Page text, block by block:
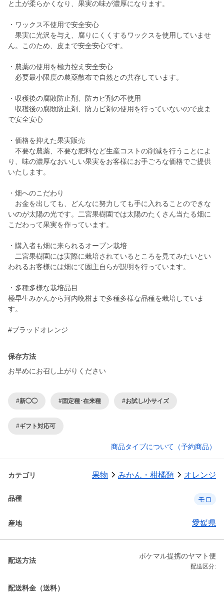
と土が柔らかくなり、果実の味が濃厚になります。
・ワックス不使用で安全安心
果実に光沢を与え、腐りにくくするワックスを使用していませ
ん。このため、皮まで安全安心です。
・農薬の使用を極力控え安全安心
必要最小限度の農薬散布で自然との共存しています。
・収穫後の腐敗防止剤、防カビ剤の不使用
収穫後の腐敗防止剤、防カビ剤の使用を行っていないので皮ま
で安全安心
・価格を抑えた果実販売
不要な農薬、不要な肥料など生産コストの削減を行うことによ
り、味の濃厚なおいしい果実をお客様にお手ごろな価格でご提供
いたします。
・畑へのこだわり
お金を出しても、どんなに努力しても手に入れることのできな
いのが太陽の光です。二宮果樹園では太陽のたくさん当たる畑に
こだわって果実を作っています。
・購入者も畑に来られるオープン栽培
二宮果樹園には実際に栽培されているところを見てみたいとい
われるお客様には畑にて園主自らが説明を行っています。
・多種多様な栽培品目
極早生みかんから河内晩柑まで多種多様な品種を栽培していま
す。
保存方法
お早めにお召し上がりください
#新◯◯ #固定種･在来種 #お試し/小サイズ
#ギフト対応可
商品タイプについて（予約商品）
カテゴリ 果物 みかん・柑橘類 オレンジ
品種 モロ
産地 愛媛県
配送方法
ポケマル提携のヤマト便
配送区分:
配送料金（送料）